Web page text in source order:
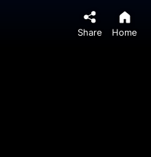
Share Home